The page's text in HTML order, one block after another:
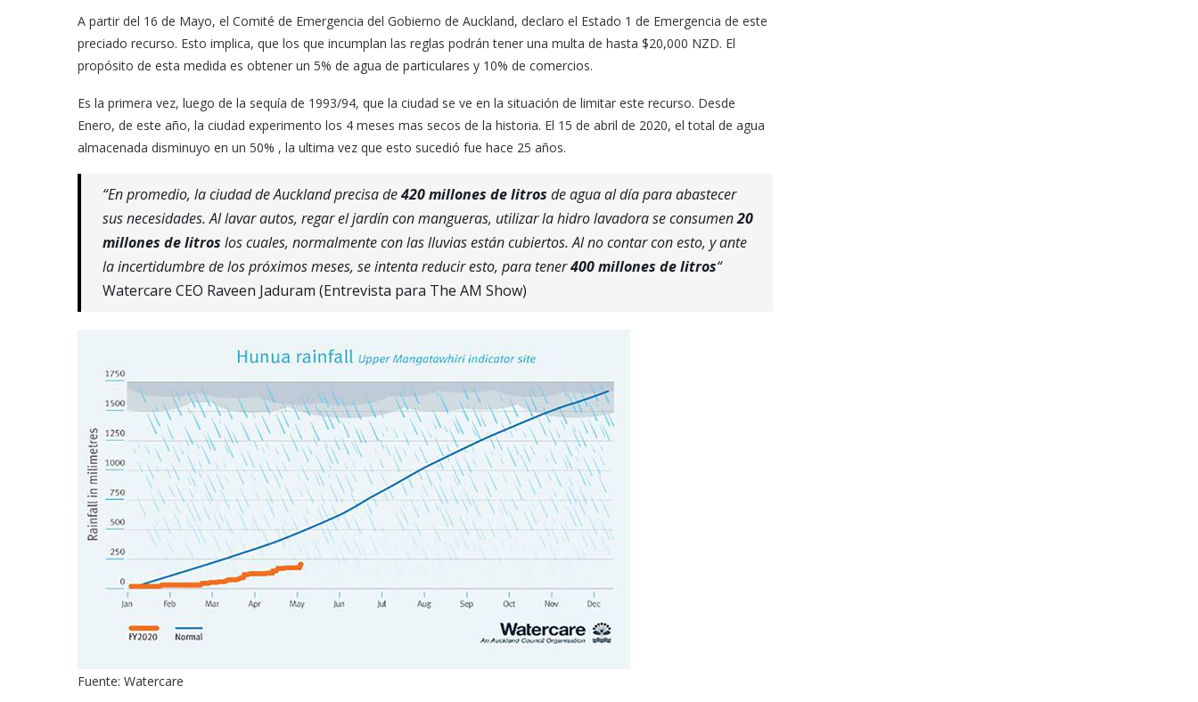
A partir del 16 de Mayo, el Comité de Emergencia del Gobierno de Auckland, declaro el Estado 1 de Emergencia de este
preciado recurso. Esto implica, que los que incumplan las reglas podrán tener una multa de hasta $20,000 NZD. El
propósito de esta medida es obtener un 5% de agua de particulares y 10% de comercios.
Es la primera vez, luego de la sequía de 1993/94, que la ciudad se ve en la situación de limitar este recurso. Desde
Enero, de este año, la ciudad experimento los 4 meses mas secos de la historia. El 15 de abril de 2020, el total de agua
almacenada disminuyo en un 50% , la ultima vez que esto sucedió fue hace 25 años.
“En promedio, la ciudad de Auckland precisa de420 millones de litros de agua al día para abastecer
sus necesidades. Al lavar autos, regar el jardín con mangueras, utilizar la hidro lavadora se consumen20
millones de litros los cuales, normalmente con las lluvias están cubiertos. Al no contar con esto, y ante
la incertidumbre de los próximos meses, se intenta reducir esto, para tener400 millones de litros“
Watercare CEO Raveen Jaduram (Entrevista para The AM Show)
Fuente: Watercare